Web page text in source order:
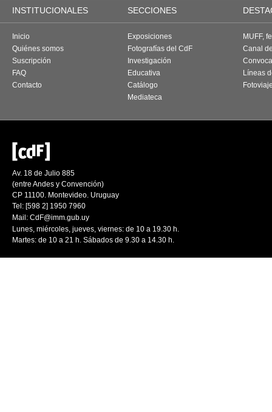
INSTITUCIONALES SECCIONES
Inicio
Quiénes somos
Suscripción
FAQ
Contacto
Exposiciones
Fotografías del CdF
Investigación
Educativa
Catálogo
Mediateca
MUFF,
Canal
Líneas
Av. 18 de Julio 885
(entre Andes y Convención)
CP 11100. Montevideo. Uruguay
Tel: [598 2] 1950 7960
Mail: CdF@imm.gub.uy
Lunes, miércoles, jueves, viernes: de 10 a 19.30 h.
Martes: de 10 a 21 h. Sábados de 9.30 a 14.30 h.